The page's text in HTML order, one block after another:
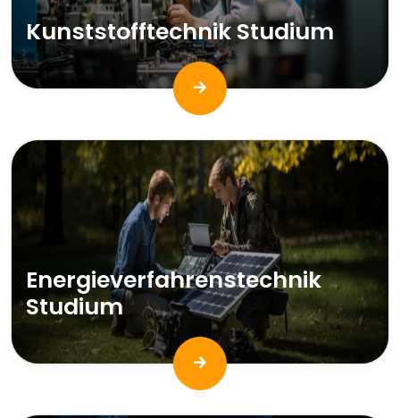
Kunststofftechnik Studium
Energieverfahrenstechnik
Studium